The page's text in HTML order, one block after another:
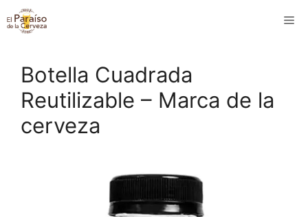
Saltar
al
Botella Cuadrada
Reutilizable – Marca de la
cerveza